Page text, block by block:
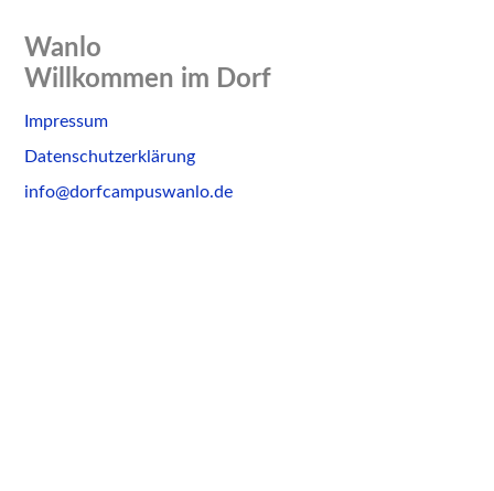
Wanlo
Willkommen im Dorf
Skip
to
Impressum
Datenschutzerklärung
info@dorfcampuswanlo.de